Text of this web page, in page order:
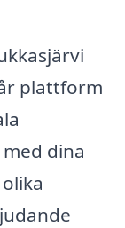
plattform
dina